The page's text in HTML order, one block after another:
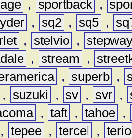
, sportback ,
, sq2 , sq5 ,
, stelvio ,
, stream ,
, superb ,
, suzuki , sv , svr ,
, taft , tahoe ,
, tepee , tercel ,